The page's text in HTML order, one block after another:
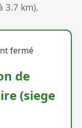
3.7 km).
fermé
de
(siege